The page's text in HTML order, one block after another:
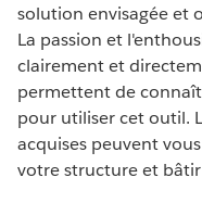
solution envisagée et
La passion et
clairement et
permettent de
pour utiliser cet outil.
acquises peuvent
votre structure et